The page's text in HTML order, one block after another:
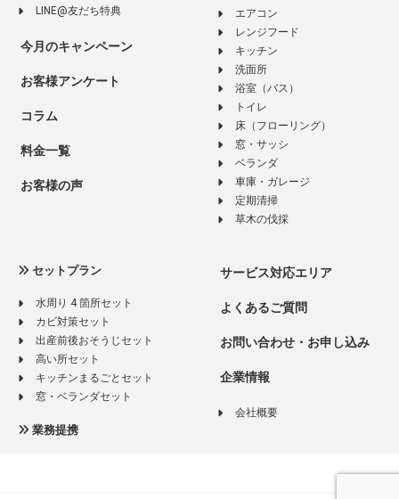
LINE@友だち特典
今月のキャンペーン
お客様アンケート
コラム
料金一覧
お客様の声
エアコン
レンジフード
キッチン
洗面所
浴室（バス）
トイレ
床（フローリング）
窓・サッシ
ベランダ
車庫・ガレージ
定期清掃
草木の伐採
セットプラン
水周り 4 箇所セット
カビ対策セット
出産前後おそうじセット
高い所セット
キッチンまるごとセット
窓・ベランダセット
業務提携
サービス対応エリア
よくあるご質問
お問い合わせ・お申し込み
企業情報
会社概要